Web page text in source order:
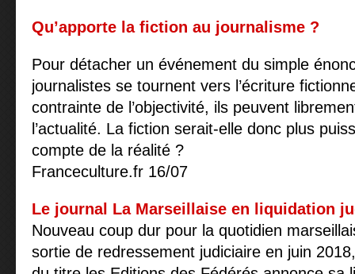
Qu’apporte la fiction au journalisme ?
Pour détacher un événement du simple
journalistes se tournent vers l’écriture
contrainte de l’objectivité, ils peuvent
l’actualité. La fiction serait-elle donc plus
compte de la réalité ?
Franceculture.fr 16/07
Le journal La Marseillaise en liquidation
Nouveau coup dur pour la quotidien
sortie de redressement judiciaire en juin